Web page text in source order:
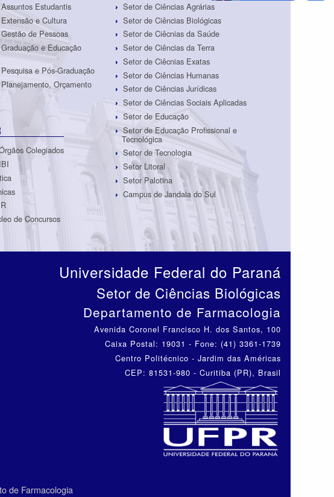
Estudantis
e Cultura
de Pessoas
e Educação
e Pós-Graduação
Orçamento
Colegiados
de Concursos
Setor de Ciências Agrárias
Setor de Ciências Biológicas
Setor de Ciêcnias da Saúde
Setor de Ciências da Terra
Setor de Ciêcnias Exatas
Setor de Ciências Humanas
Setor de Ciências Jurídicas
Setor de Ciências Sociais Aplicadas
Setor de Educação
Setor de Educação Profissional e
Tecnológica
Setor de Tecnologia
Setor Litoral
Setor Palotina
Campus de Jandaia do Sul
Universidade Federal do Paraná
Setor de Ciências Biológicas
Departamento de Farmacologia
Avenida Coronel Francisco H. dos Santos, 100
Caixa Postal: 19031 - Fone: (41) 3361-1739
Centro Politécnico - Jardim das Américas
CEP: 81531-980 - Curitiba (PR), Brasil
de Farmacologia